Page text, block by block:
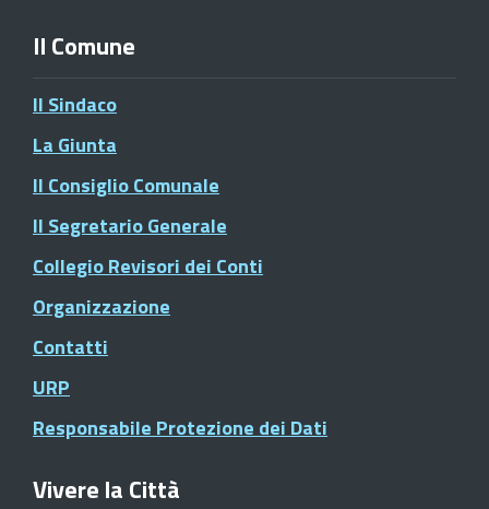
Il Comune
Il Sindaco
La Giunta
Il Consiglio Comunale
Il Segretario Generale
Collegio Revisori dei Conti
Organizzazione
Contatti
URP
Responsabile Protezione dei Dati
Vivere la Città